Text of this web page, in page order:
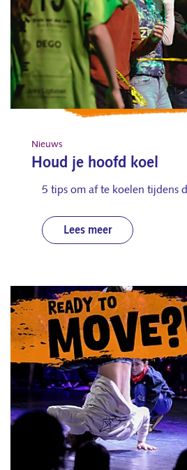
Nieuws
Houd je hoofd koel
5 tips om af te koelen tijdens
Lees meer